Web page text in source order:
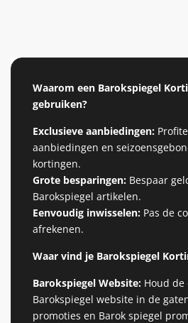
Waarom een ​​Barokspiegel
gebruiken?
Exclusieve aanbiedingen:
aanbiedingen en
kortingen.
Grote besparingen: Bespaar
Barokspiegel artikelen.
Eenvoudig inwisselen: Pas de
afrekenen.
Waar vind je Barokspiegel
Barokspiegel Website: Houd
Barokspiegel website in de
promoties en Barok spiegel